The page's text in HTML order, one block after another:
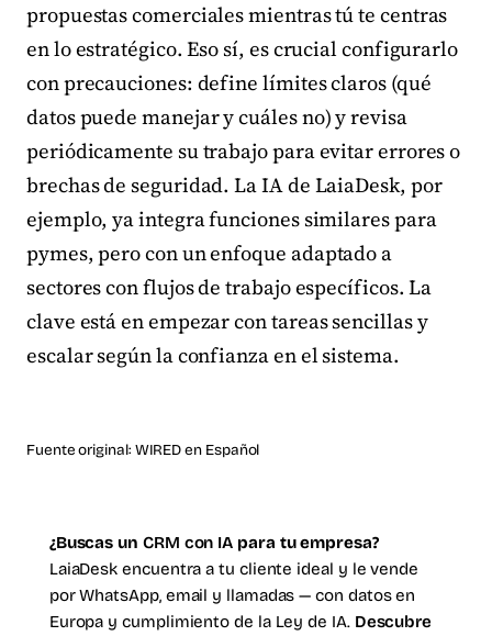
propuestas comerciales mientras tú te centras
en lo estratégico. Eso sí, es crucial configurarlo
con precauciones: define límites claros (qué
datos puede manejar y cuáles no) y revisa
periódicamente su trabajo para evitar errores o
brechas de seguridad. La IA de LaiaDesk, por
ejemplo, ya integra funciones similares para
pymes, pero con un enfoque adaptado a
sectores con flujos de trabajo específicos. La
clave está en empezar con tareas sencillas y
escalar según la confianza en el sistema.
Fuente original: WIRED en Español
¿Buscas un CRM con IA para tu empresa?
LaiaDesk encuentra a tu cliente ideal y le vende
por WhatsApp, email y llamadas — con datos en
Europa y cumplimiento de la Ley de IA. Descubre